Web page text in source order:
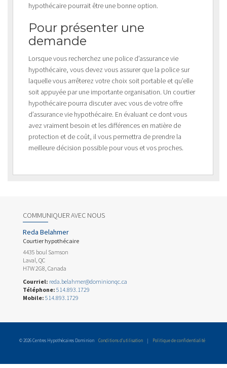
hypothécaire pourrait être une bonne option.
Pour présenter une
demande
Lorsque vous recherchez une police d’assurance vie
hypothécaire, vous devez vous assurer que la police sur
laquelle vous arrêterez votre choix soit portable et qu’elle
soit appuyée par une importante organisation. Un courtier
hypothécaire pourra discuter avec vous de votre offre
d’assurance vie hypothécaire. En évaluant ce dont vous
avez vraiment besoin et les différences en matière de
protection et de coût, il vous permettra de prendre la
meilleure décision possible pour vous et vos proches.
COMMUNIQUER AVEC NOUS
Reda Belahmer
Courtier hypothécaire
4435 boul Samson
Laval, QC
H7W 2G8, Canada
Courriel: reda.belahmer@dominionqc.ca
Téléphone: 514.893.1729
Mobile: 514.893.1729
© 2026 Centres Hypothécaires Dominion Conditions d’utilisation | Politique de confidentialité